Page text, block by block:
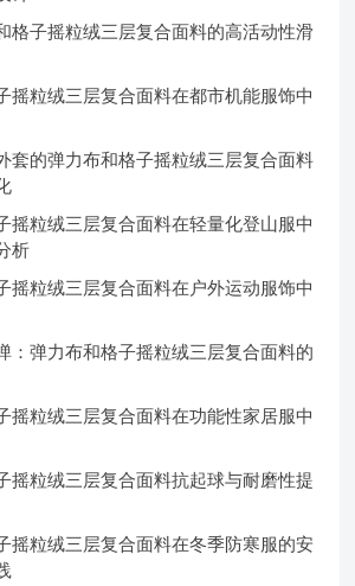
格子摇粒绒三层复合面料的高活动性滑
摇粒绒三层复合面料在都市机能服饰中
套的弹力布和格子摇粒绒三层复合面料
摇粒绒三层复合面料在轻量化登山服中
析
摇粒绒三层复合面料在户外运动服饰中
：弹力布和格子摇粒绒三层复合面料的
摇粒绒三层复合面料在功能性家居服中
摇粒绒三层复合面料抗起球与耐磨性提
摇粒绒三层复合面料在冬季防寒服的安